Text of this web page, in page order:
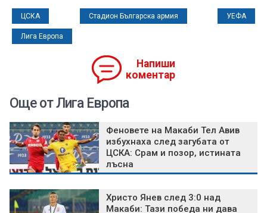
ЦСКА Стадион Българска армия УЕФА
Лига Европа
Напиши
коментар
Още от Лига Европа
Феновете на Макаби Тел Авив
избухнаха след загубата от
ЦСКА: Срам и позор, истината
лъсна
Христо Янев след 3:0 над
Макаби: Тази победа ни дава